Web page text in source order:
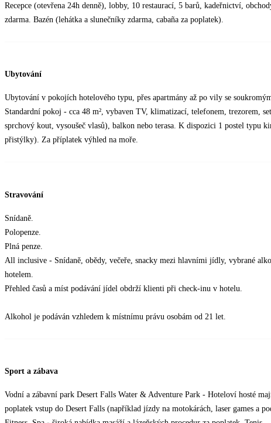
Recepce (otevřena 24h denně), lobby, 10 restaurací, 5 barů, kadeřnictví,
zdarma. Bazén (lehátka a slunečníky zdarma, cabaña za poplatek).
Ubytování
Ubytování v pokojích hotelového typu, přes apartmány až po vily se
Standardní pokoj - cca 48 m², vybaven TV, klimatizací, telefonem, trezorem,
sprchový kout, vysoušeč vlasů), balkon nebo terasa. K dispozici 1 postel typu
přistýlky). Za příplatek výhled na moře.
Stravování
Snídaně.
Polopenze.
Plná penze.
All inclusive - Snídaně, obědy, večeře, snacky mezi hlavními jídly, vybrané
hotelem.
Přehled časů a míst podávání jídel obdrží klienti při check-inu v hotelu.
Alkohol je podáván vzhledem k místnímu právu osobám od 21 let.
Sport a zábava
Vodní a zábavní park Desert Falls Water & Adventure Park - Hoteloví hosté
poplatek vstup do Desert Falls (například jízdy na motokárách, laser games a